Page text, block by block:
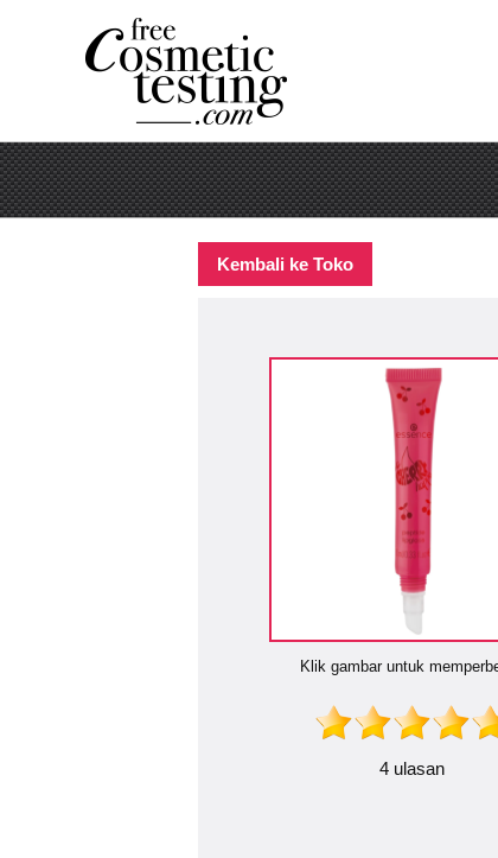
Kembali ke Toko
Klik gambar untuk
4 ulasan